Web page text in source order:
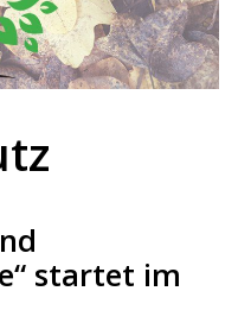
startet im